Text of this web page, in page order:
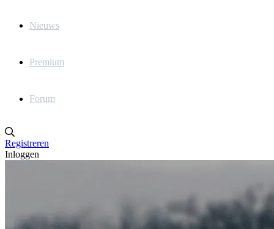
Nieuws
Premium
Forum
Registreren
Inloggen